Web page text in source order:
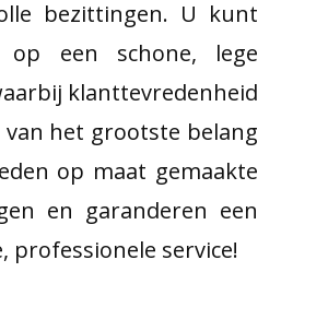
bezittingen. U kunt
op een schone, lege
klanttevredenheid
het grootste belang
op maat gemaakte
en garanderen een
professionele service!